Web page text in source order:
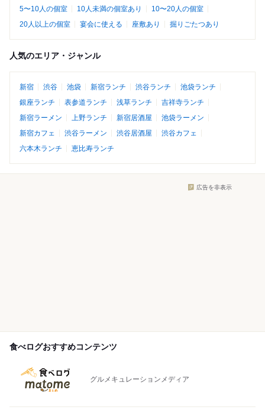
5〜10人の個室
10人未満の個室あり
10〜20人の個室
20人以上の個室
宴会に使える 座敷あり 掘りごたつあり
人気のエリア・ジャンル
新宿 渋谷 池袋 新宿ランチ 渋谷ランチ
池袋ランチ
銀座ランチ
表参道ランチ 浅草ランチ
吉祥寺ランチ
新宿ラーメン
上野ランチ 新宿居酒屋
池袋ラーメン
新宿カフェ
渋谷ラーメン 渋谷居酒屋
渋谷カフェ
六本木ランチ
恵比寿ランチ
広告を非表示
食べログおすすめコンテンツ
グルメキュレーションメディア